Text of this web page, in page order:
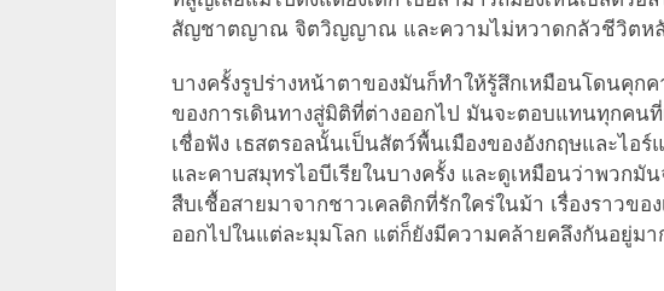
สัญชาตญาณ จิตวิญญาณ และความไม่หวาดกลัวชีวิตห
บางครั้งรูปร่างหน้าตาของมันก็ทำให้รู้สึกเหมือนโดนคุ
ของการเดินทางสู่มิติที่ต่างออกไป มันจะตอบแทนทุกค
เชื่อฟัง เธสตรอลนั้นเป็นสัตว์พื้นเมืองของอังกฤษและไอ
และคาบสมุทรไอบีเรียในบางครั้ง และดูเหมือนว่าพวก
สืบเชื้อสายมาจากชาวเคลติกที่รักใคร่ในม้า เรื่องราวข
ออกไปในแต่ละมุมโลก แต่ก็ยังมีความคล้ายคลึงกันอยู่มา